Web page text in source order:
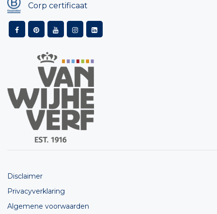
Corp certificaat
Disclaimer
Privacyverklaring
Algemene voorwaarden